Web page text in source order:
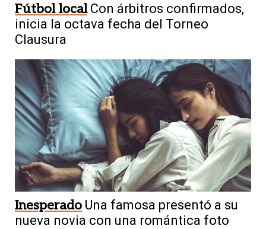
Fútbol local Con árbitros confirmados,
inicia la octava fecha del Torneo
Clausura
Inesperado Una famosa presentó a su
nueva novia con una romántica foto